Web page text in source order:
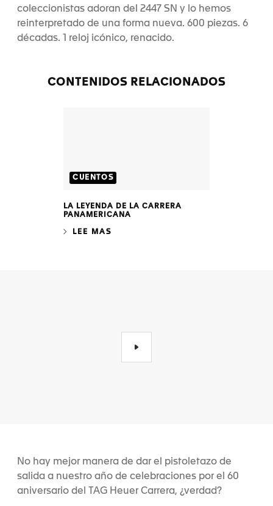
coleccionistas adoran del 2447 SN y lo hemos
reinterpretado de una forma nueva. 600 piezas. 6
décadas. 1 reloj icónico, renacido.
CONTENIDOS RELACIONADOS
LA LEYENDA DE LA CARRERA
PANAMERICANA
LEE MAS
CUENTOS
No hay mejor manera de dar el pistoletazo de
salida a nuestro año de celebraciones por el 60
aniversario del TAG Heuer Carrera, ¿verdad?